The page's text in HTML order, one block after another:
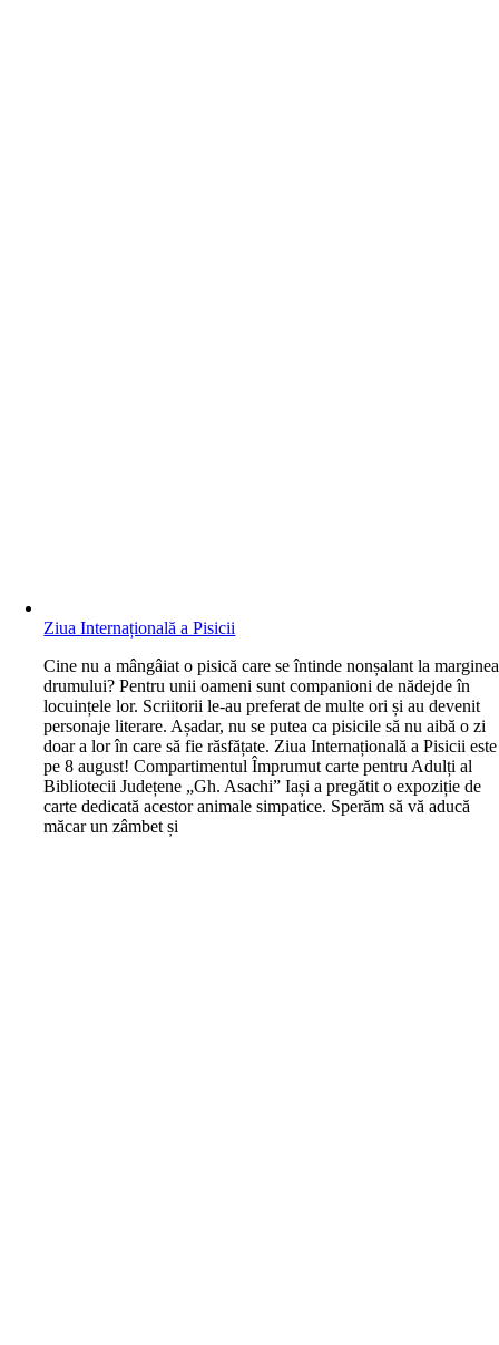
Ziua Internațională a Pisicii
Cine nu a mângâiat o pisică care se întinde nonșalant la marginea
drumului? Pentru unii oameni sunt companioni de nădejde în
locuințele lor. Scriitorii le-au preferat de multe ori și au devenit
personaje literare. Așadar, nu se putea ca pisicile să nu aibă o zi
doar a lor în care să fie răsfățate. Ziua Internațională a Pisicii este
pe 8 august! Compartimentul Împrumut carte pentru Adulți al
Bibliotecii Județene „Gh. Asachi” Iași a pregătit o expoziție de
carte dedicată acestor animale simpatice. Sperăm să vă aducă
măcar un zâmbet și